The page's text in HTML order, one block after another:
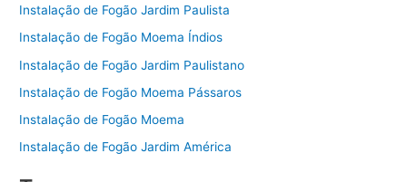
Instalação de Fogão Jardim Paulista
Instalação de Fogão Moema Índios
Instalação de Fogão Jardim Paulistano
Instalação de Fogão Moema Pássaros
Instalação de Fogão Moema
Instalação de Fogão Jardim América